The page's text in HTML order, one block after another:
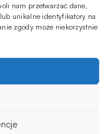
nam przetwarzać dane,
unikalne identyfikatory na
zgody może niekorzystnie